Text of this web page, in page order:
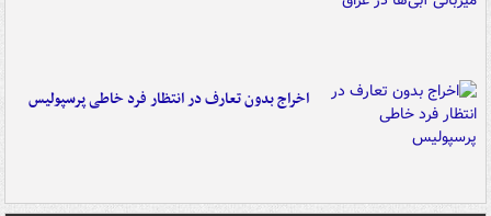
اخراج بدون تعارف در انتظار فرد خاطی پرسپولیس